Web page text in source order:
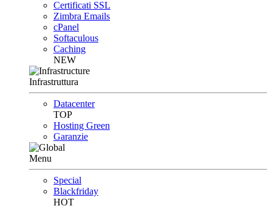
Certificati SSL
Zimbra Emails
cPanel
Softaculous
Caching
NEW
Infrastruttura
Datacenter
TOP
Hosting Green
Garanzie
Menu
Special
Blackfriday
HOT